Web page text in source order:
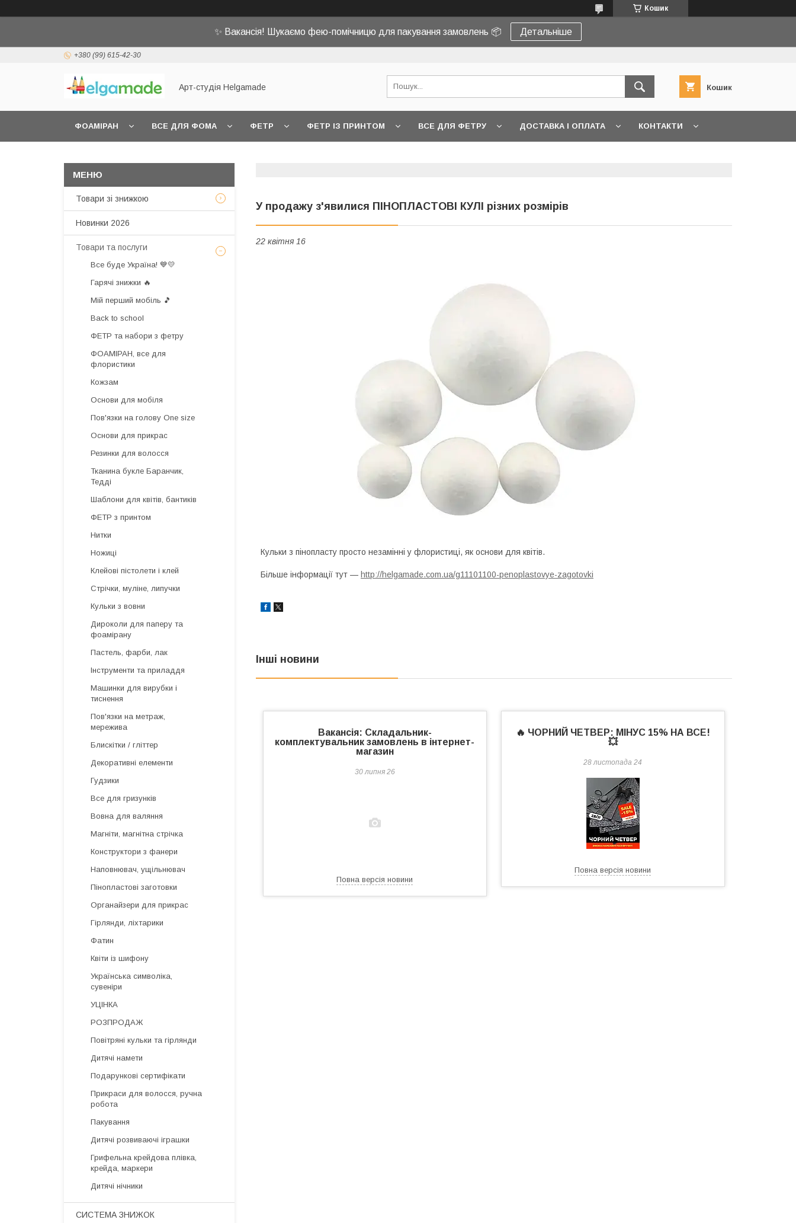
Кошик
✨ Вакансія! Шукаємо фею-помічницю для пакування замовлень 📦 Детальніше
+380 (99) 615-42-30
Арт-студія Helgamade Кошик
ФОАМІРАН ВСЕ ДЛЯ ФОМА ФЕТР ФЕТР ІЗ ПРИНТОМ ВСЕ ДЛЯ ФЕТРУ ДОСТАВКА І ОПЛАТА КОНТАКТИ
У продажу з'явилися ПІНОПЛАСТОВІ КУЛІ різних розмірів
22 квітня 16
Кульки з пінопласту просто незамінні у флористиці, як основи для квітів.
Більше інформації тут — http://helgamade.com.ua/g11101100-penoplastovye-zagotovki
Інші новини
Вакансія: Складальник-
комплектувальник замовлень в інтернет-
магазин
30 липня 26
Повна версія новини
🔥 ЧОРНИЙ ЧЕТВЕР: МІНУС 15% НА ВСЕ!
💥
28 листопада 24
Повна версія новини
Товари зі знижкою
Новинки 2026
Товари та послуги
Все буде Україна! 💙💛
Гарячі знижки 🔥
Мій перший мобіль 🎵
Back to school
ФЕТР та набори з фетру
ФОАМІРАН, все для
флористики
Кожзам
Основи для мобіля
Пов'язки на голову One size
Основи для прикрас
Резинки для волосся
Тканина букле Баранчик,
Тедді
Шаблони для квітів, бантиків
ФЕТР з принтом
Нитки
Ножиці
Клейові пістолети і клей
Стрічки, муліне, липучки
Кульки з вовни
Дироколи для паперу та
фоамірану
Пастель, фарби, лак
Інструменти та приладдя
Машинки для вирубки і
тиснення
Пов'язки на метраж,
мережива
Блискітки / гліттер
Декоративні елементи
Гудзики
Все для гризунків
Вовна для валяння
Магніти, магнітна стрічка
Конструктори з фанери
Наповнювач, ущільнювач
Пінопластові заготовки
Органайзери для прикрас
Гірлянди, ліхтарики
Фатин
Квіти із шифону
Українська символіка,
сувеніри
УЦІНКА
РОЗПРОДАЖ
Повітряні кульки та гірлянди
Дитячі намети
Подарункові сертифікати
Прикраси для волосся, ручна
робота
Пакування
Дитячі розвиваючі іграшки
Грифельна крейдова плівка,
крейда, маркери
Дитячі нічники
СИСТЕМА ЗНИЖОК